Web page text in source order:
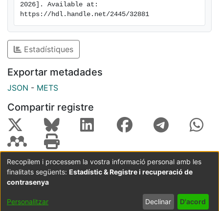
2026]. Available at:
https://hdl.handle.net/2445/32881
Estadístiques
Exportar metadades
JSON - METS
Compartir registre
Coordinació:CRAI UB Avís legal
Metadades
subjectes a:
Configuració
de cookies
privadesa
Recopilem i processem la vostra informació personal amb les
finalitats següents: Estadístic & Registre i recuperació de
contrasenya
Personalitzar Declinar D'acord